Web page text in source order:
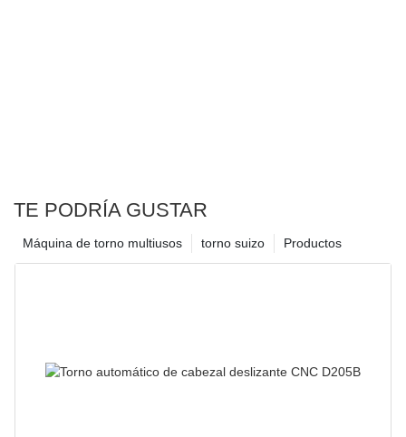
TE PODRÍA GUSTAR
Productos
torno suizo
Máquina de torno multiusos